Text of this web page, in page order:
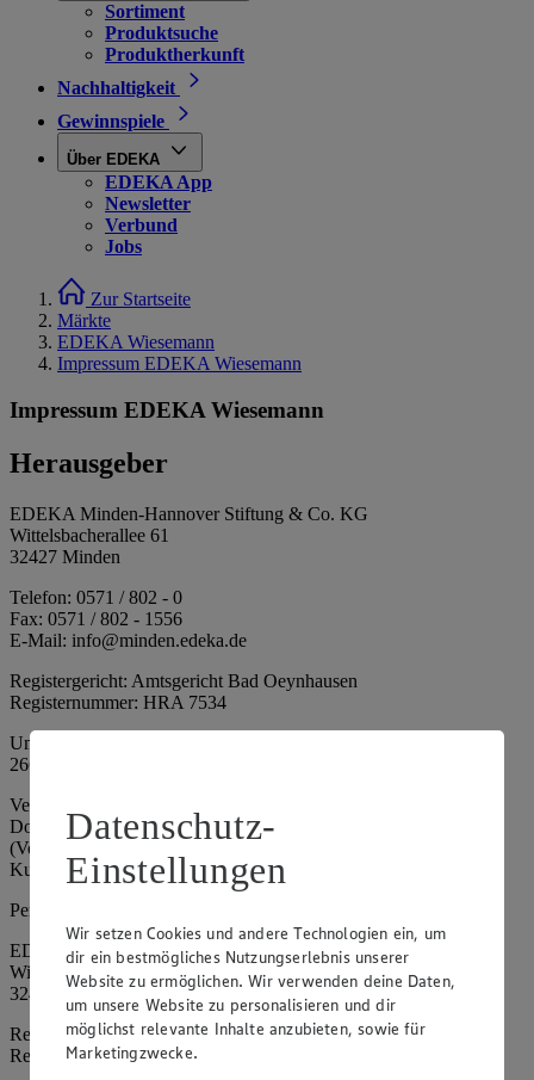
Sortiment
Produktsuche
Produktherkunft
Nachhaltigkeit
Gewinnspiele
Über EDEKA
EDEKA App
Newsletter
Verbund
Jobs
Zur Startseite
Märkte
EDEKA Wiesemann
Impressum EDEKA Wiesemann
Impressum EDEKA Wiesemann
Herausgeber
EDEKA Minden-Hannover Stiftung & Co. KG
Wittelsbacherallee 61
32427 Minden
Telefon: 0571 / 802 - 0
Fax: 0571 / 802 - 1556
E-Mail: info@minden.edeka.de
Registergericht: Amtsgericht Bad Oeynhausen
Registernummer: HRA 7534
Umsatzsteuer-Identifikationsnummer gem. § 27a UStG: DE
266067317
Vertretungsberechtigte: Mark Rosenkranz (Sprecher), Eileen
Dominique Klingsiek (Vorstandsmitglied), Ulf-U. Plath
(Vorstandsmitglied), Stephan Wohler (Vorstandsmitglied), Marc
Kuhlmann (Aufsichtsratsvorsitzender)
Persönlich haftende Gesellschafterin:
EDEKA Minden-Hannover Holding GmbH
Wittelsbacherallee 61
32427 Minden
Registergericht: Amtsgericht Bad Oeynhausen
Registernummer: HRB 4086
Datenschutz-
Einstellungen
Wir setzen Cookies und andere Technologien ein, um
dir ein bestmögliches Nutzungserlebnis unserer
Website zu ermöglichen. Wir verwenden deine Daten,
um unsere Website zu personalisieren und dir
möglichst relevante Inhalte anzubieten, sowie für
Marketingzwecke.